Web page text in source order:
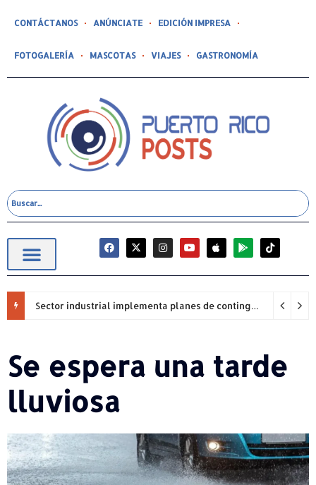
CONTÁCTANOS ANÚNCIATE EDICIÓN IMPRESA
FOTOGALERÍA MASCOTAS VIAJES GASTRONOMÍA
Sector industrial implementa planes de contingencia ante racionamiento de agua y hace un llamado a la eficiencia infraestructural
Se espera una tarde
lluviosa